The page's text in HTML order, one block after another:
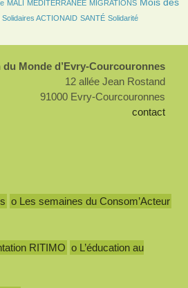
MALI MÉDITERRANÉE MIGRATIONS Mois des
Solidaires ACTIONAID SANTÉ Solidarité
du Monde d’Evry-Courcouronnes
12 allée Jean Rostand
91000 Evry-Courcouronnes
contact
o Les semaines du Consom’Acteur
RITIMO o L’éducation au